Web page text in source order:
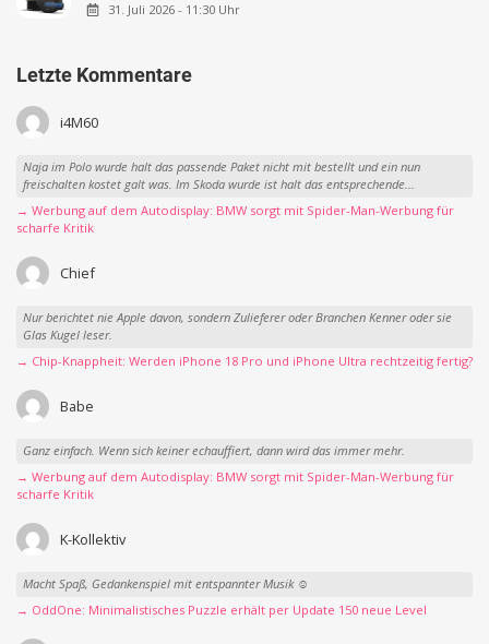
31. Juli 2026 - 11:30 Uhr
Letzte Kommentare
i4M60
Naja im Polo wurde halt das passende Paket nicht mit bestellt und ein nun
freischalten kostet galt was. Im Skoda wurde ist halt das entsprechende...
→ Werbung auf dem Autodisplay: BMW sorgt mit Spider-Man-Werbung für
scharfe Kritik
Chief
Nur berichtet nie Apple davon, sondern Zulieferer oder Branchen Kenner oder sie
Glas Kugel leser.
→ Chip-Knappheit: Werden iPhone 18 Pro und iPhone Ultra rechtzeitig fertig?
Babe
Ganz einfach. Wenn sich keiner echauffiert, dann wird das immer mehr.
→ Werbung auf dem Autodisplay: BMW sorgt mit Spider-Man-Werbung für
scharfe Kritik
K-Kollektiv
Macht Spaß, Gedankenspiel mit entspannter Musik ☺️
→ OddOne: Minimalistisches Puzzle erhält per Update 150 neue Level